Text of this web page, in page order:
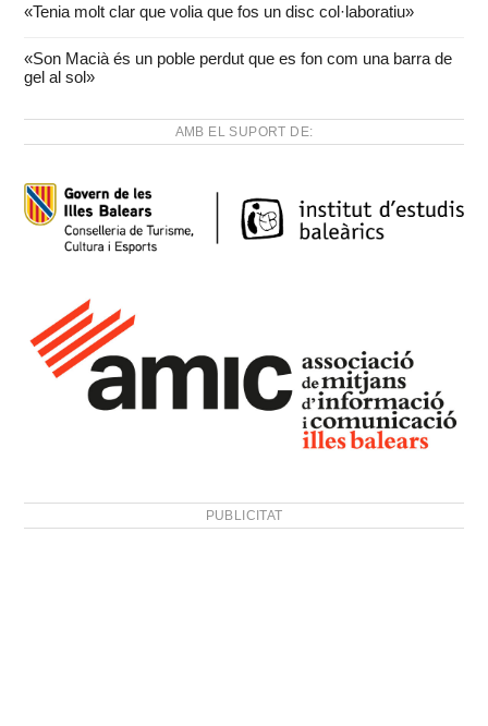
«Tenia molt clar que volia que fos un disc col·laboratiu»
«Son Macià és un poble perdut que es fon com una barra de
gel al sol»
AMB EL SUPORT DE:
PUBLICITAT